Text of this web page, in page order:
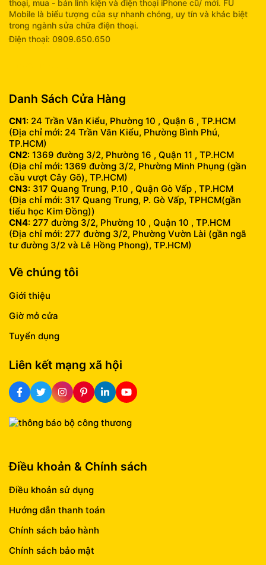
thoại, mua - bán linh kiện và điện thoại iPhone cũ/ mới. FU
Mobile là biểu tượng của sự nhanh chóng, uy tín và khác biệt
trong ngành sửa chữa điện thoại.
Điện thoại: 0909.650.650
Danh Sách Cửa Hàng
CN1: 24 Trần Văn Kiểu, Phường 10 , Quận 6 , TP.HCM
(Địa chỉ mới: 24 Trần Văn Kiểu, Phường Bình Phú,
TP.HCM)
CN2: 1369 đường 3/2, Phường 16 , Quận 11 , TP.HCM
(Địa chỉ mới: 1369 đường 3/2, Phường Minh Phụng (gần
cầu vượt Cây Gõ), TP.HCM)
CN3: 317 Quang Trung, P.10 , Quận Gò Vấp , TP.HCM
(Địa chỉ mới: 317 Quang Trung, P. Gò Vấp, TPHCM(gần
tiểu học Kim Đồng))
CN4: 277 đường 3/2, Phường 10 , Quận 10 , TP.HCM
(Địa chỉ mới: 277 đường 3/2, Phường Vườn Lài (gần ngã
tư đường 3/2 và Lê Hồng Phong), TP.HCM)
Về chúng tôi
Giới thiệu
Giờ mở cửa
Tuyển dụng
Liên kết mạng xã hội
Điều khoản & Chính sách
Điều khoản sử dụng
Hướng dẫn thanh toán
Chính sách bảo hành
Chính sách bảo mật